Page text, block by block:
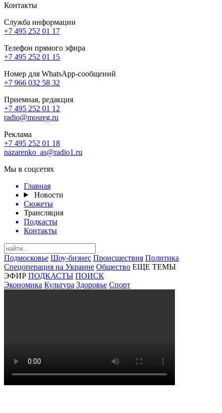
Контакты
Служба информации
+7 495 252 01 17
Телефон прямого эфира
+7 495 252 01 15
Номер для WhatsApp-сообщений
+7 966 032 58 32
Приемная, редакция
+7 495 252 01 12
radio@mosreg.ru
Реклама
+7 495 252 01 18
nazarenko_as@radio1.ru
Мы в соцсетях
Главная
Новости
Сюжеты
Трансляция
Подкасты
Контакты
Подмосковье Шоу-бизнес Происшествия Политика
Спецоперация на Украине Общество ЕЩЕ ТЕМЫ
ЭФИР ПОДКАСТЫ ПОИСК
Экономика Культура Здоровье Спорт